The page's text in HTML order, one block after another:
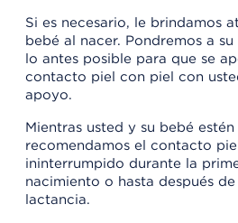
Si es necesario, le brindamos
bebé al nacer. Pondremos a
lo antes posible para que se
contacto piel con piel con
apoyo.
Mientras usted y su bebé estén
recomendamos el contacto
ininterrumpido durante la
nacimiento o hasta después
lactancia.